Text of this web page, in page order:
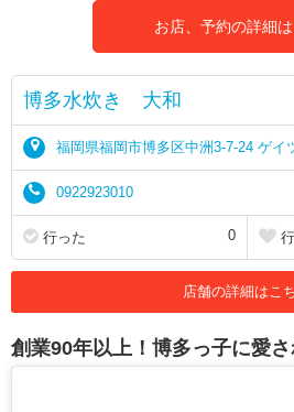
お店、予約の詳細
博多水炊き 大和
福岡県福岡市博多区中洲3-7-24 ゲイ
0922923010
行った 0
店舗の詳細はこ
創業90年以上！博多っ子に愛さ